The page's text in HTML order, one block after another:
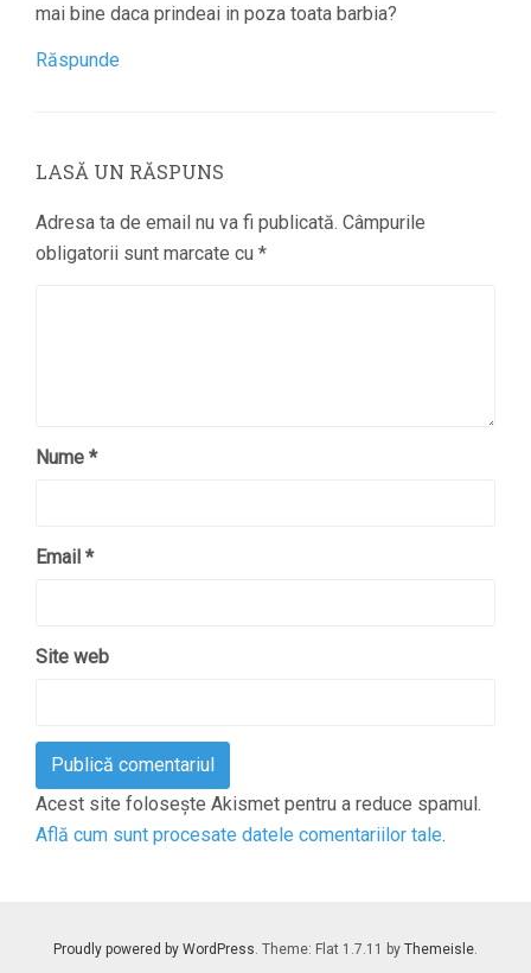
mai bine daca prindeai in poza toata barbia?
Răspunde
LASĂ UN RĂSPUNS
Adresa ta de email nu va fi publicată. Câmpurile
obligatorii sunt marcate cu *
Nume *
Email *
Site web
Acest site folosește Akismet pentru a reduce spamul.
Află cum sunt procesate datele comentariilor tale.
Proudly powered by WordPress . Theme: Flat 1.7.11 by Themeisle